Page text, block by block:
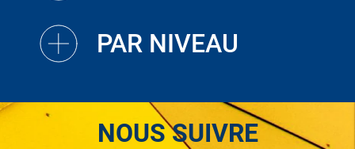
PAR NIVEAU
NOUS SUIVRE